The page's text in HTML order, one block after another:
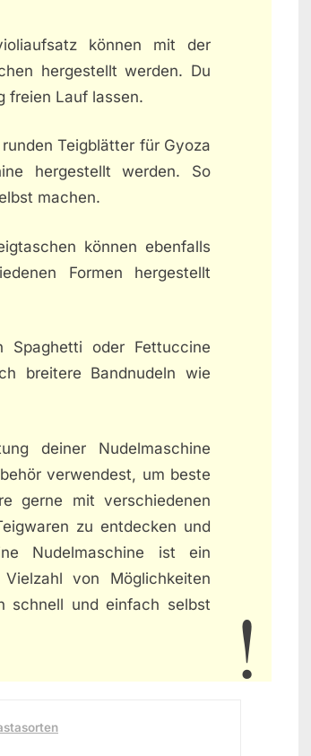
können mit der
hergestellt werden. Du
freien Lauf lassen.
Teigblätter für Gyoza
hergestellt werden. So
machen.
können ebenfalls
Formen hergestellt
Spaghetti oder Fettuccine
breitere Bandnudeln wie
deiner Nudelmaschine
verwendest, um beste
gerne mit verschiedenen
zu entdecken und
Nudelmaschine ist ein
von Möglichkeiten
schnell und einfach selbst